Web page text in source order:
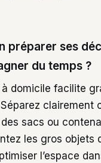
préparer ses
du temps ?
domicile facilite
clairement
sacs ou
les gros objets
l’espace